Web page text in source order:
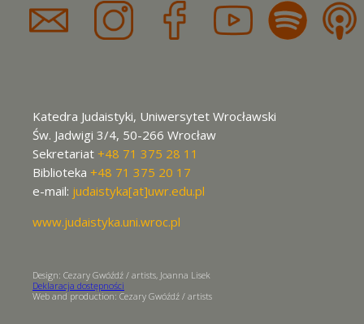
Katedra Judaistyki, Uniwersytet Wrocławski
Św. Jadwigi 3/4, 50-266 Wrocław
Sekretariat +48 71 375 28 11
Biblioteka +48 71 375 20 17
e-mail: judaistyka[at]uwr.edu.pl
www.judaistyka.uni.wroc.pl
Design: Cezary Gwóźdź / artists, Joanna Lisek
Deklaracja dostępności
Web and production: Cezary Gwóźdź / artists